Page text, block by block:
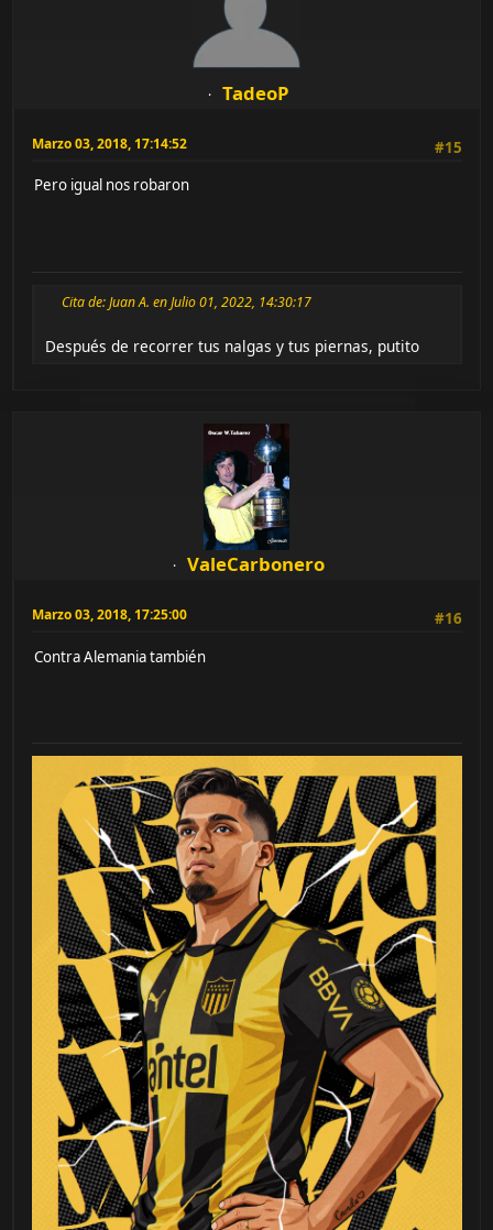
TadeoP
Marzo 03, 2018, 17:14:52
#15
Pero igual nos robaron
Cita de: Juan A. en Julio 01, 2022, 14:30:17
Después de recorrer tus nalgas y tus piernas, putito
ValeCarbonero
Marzo 03, 2018, 17:25:00
#16
Contra Alemania también